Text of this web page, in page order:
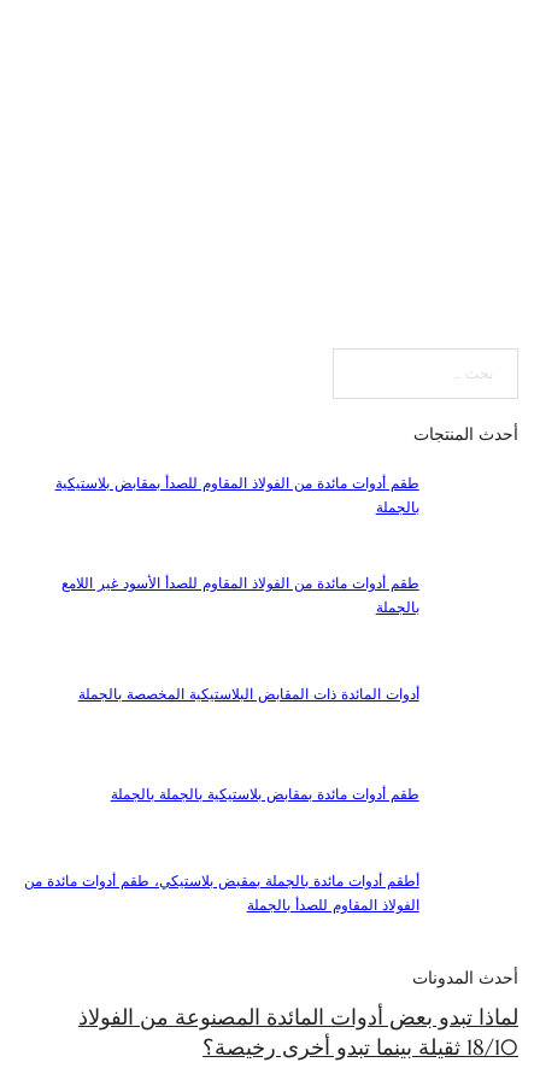
أحدث المنتجات
طقم أدوات مائدة من الفولاذ المقاوم للصدأ بمقابض بلاستيكية
بالجملة
طقم أدوات مائدة من الفولاذ المقاوم للصدأ الأسود غير اللامع
بالجملة
أدوات المائدة ذات المقابض البلاستيكية المخصصة بالجملة
طقم أدوات مائدة بمقابض بلاستيكية بالجملة بالجملة
أطقم أدوات مائدة بالجملة بمقبض بلاستيكي، طقم أدوات مائدة من
الفولاذ المقاوم للصدأ بالجملة
أحدث المدونات
لماذا تبدو بعض أدوات المائدة المصنوعة من الفولاذ
18/10 ثقيلة بينما تبدو أخرى رخيصة؟